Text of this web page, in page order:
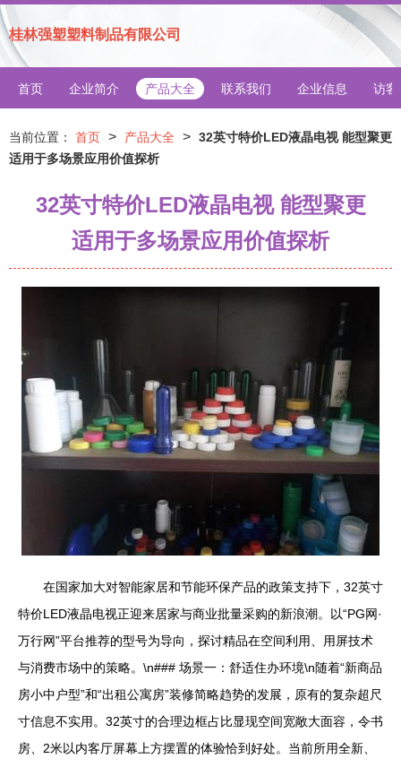
桂林强塑塑料制品有限公司
首页 企业简介 产品大全 联系我们 企业信息 访客
当前位置： 首页 > 产品大全 > 32英寸特价LED液晶电视 能型聚更
适用于多场景应用价值探析
32英寸特价LED液晶电视 能型聚更
适用于多场景应用价值探析
在国家加大对智能家居和节能环保产品的政策支持下，32英寸
特价LED液晶电视正迎来居家与商业批量采购的新浪潮。以“PG网·
万行网”平台推荐的型号为导向，探讨精品在空间利用、用屏技术
与消费市场中的策略。\n### 场景一：舒适住办环境\n随着“新商品
房小中户型”和“出租公寓房”装修简略趋势的发展，原有的复杂超尺
寸信息不实用。32英寸的合理边框占比显现空间宽敞大面容，令书
房、2米以内客厅屏幕上方摆置的体验恰到好处。当前所用全新、